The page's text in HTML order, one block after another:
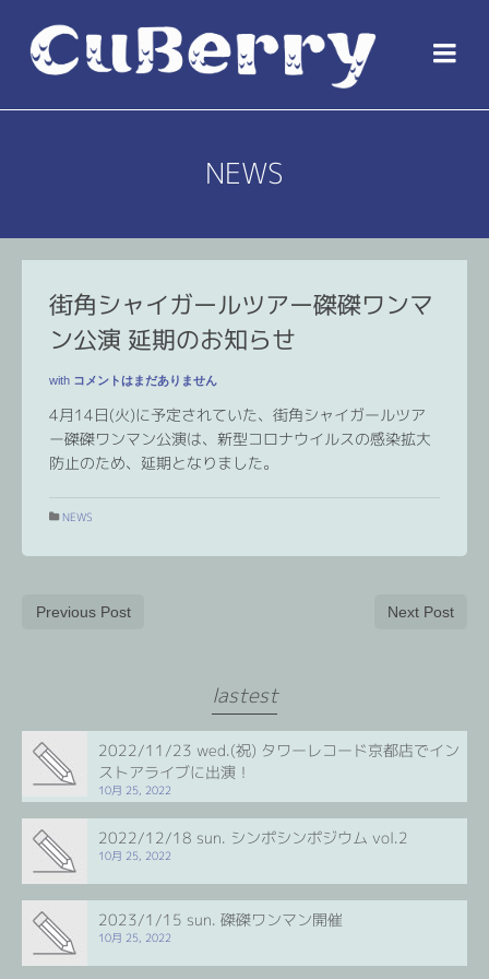
NEWS
街角シャイガールツアー磔磔ワンマ
ン公演 延期のお知らせ
with コメントはまだありません
4月14日(火)に予定されていた、街角シャイガールツア
ー磔磔ワンマン公演は、新型コロナウイルスの感染拡大
防止のため、延期となりました。
NEWS
Previous Post Next Post
lastest
2022/11/23 wed.(祝) タワーレコード京都店でイン
ストアライブに出演！
10月 25, 2022
2022/12/18 sun. シンポシンポジウム vol.2
10月 25, 2022
2023/1/15 sun. 磔磔ワンマン開催
10月 25, 2022